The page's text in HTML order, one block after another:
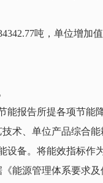
吨，单位增加值
报告所提各项节能
、单位产品综合能
设备。将能效指标作
源管理体系要求及